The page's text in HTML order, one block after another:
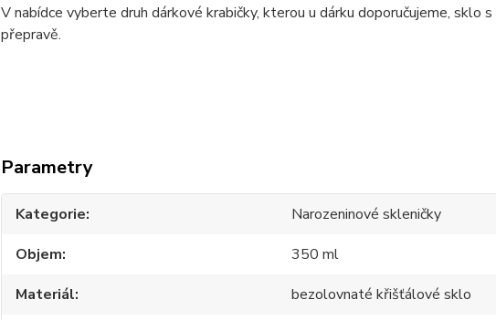
V nabídce vyberte druh dárkové krabičky, kterou u dárku doporučujeme, sklo
přepravě.
Parametry
Kategorie
Narozeninové skleničky
Objem
350 ml
Materiál
bezolovnaté křišťálové sklo